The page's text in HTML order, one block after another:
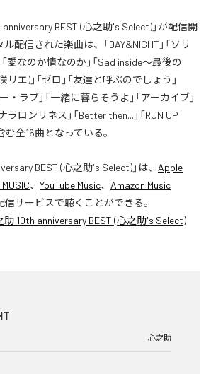
BEST (心之助's Select)」が配信開
配信された楽曲は、「DAY&NIGHT」「ソリ
「愛なのか情なのか」「Sad inside〜最後の
エ)」「ゼロ」「友達と呼ぶのでしょう」
・ラブ」「一緒に暮らそうよ」「アーカイブ」
ナラロンリネス」「Better then...」「RUN UP
む全16曲となっている。
BEST (心之助's Select)」は、 Apple
、 YouTube Music、 Amazon Music
信サービスで聴くことができる。
助 10th anniversary BEST (心之助's Select)
心之助